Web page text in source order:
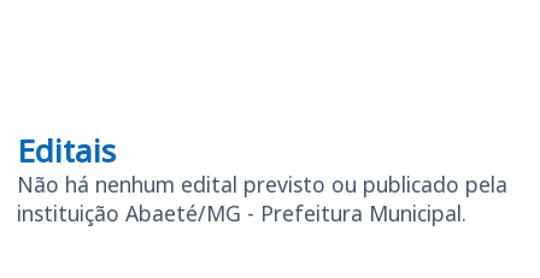
Editais
Editais
Não há nenhum edital previsto ou publicado pela
instituição Abaeté/MG - Prefeitura Municipal.